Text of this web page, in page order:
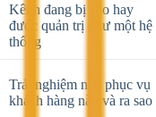
Kênh đang bị silo hay
được quản trị như một hệ
thống
Trải nghiệm nên phục vụ
khách hàng nào và ra sao